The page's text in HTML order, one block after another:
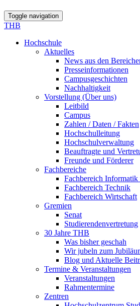
Toggle navigation
THB
Hochschule
Aktuelles
News aus den
Presseinformationen
Campusgeschichten
Nachhaltigkeit
Vorstellung (Über uns)
Leitbild
Campus
Zahlen / Daten / Fakten
Hochschulleitung
Hochschulverwaltung
Beauftragte und
Freunde und Förderer
Fachbereiche
Fachbereich
Fachbereich Technik
Fachbereich Wirtschaft
Gremien
Senat
Studierendenvertretung
30 Jahre THB
Was bisher geschah
Wir jubeln zum
Blog und Aktuelle
Termine & Veranstaltungen
Veranstaltungen
Rahmentermine
Zentren